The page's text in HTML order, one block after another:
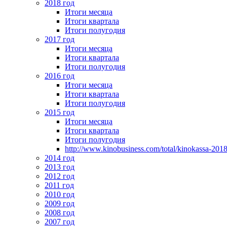
2018 год
Итоги месяца
Итоги квартала
Итоги полугодия
2017 год
Итоги месяца
Итоги квартала
Итоги полугодия
2016 год
Итоги месяца
Итоги квартала
Итоги полугодия
2015 год
Итоги месяца
Итоги квартала
Итоги полугодия
http://www.kinobusiness.com/total/kinokassa-
2014 год
2013 год
2012 год
2011 год
2010 год
2009 год
2008 год
2007 год